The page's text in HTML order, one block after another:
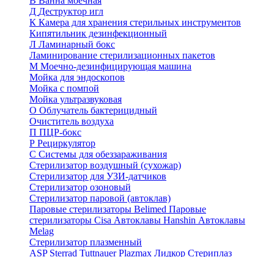
Д Деструктор игл
К Камера для хранения стерильных инструментов
Кипятильник дезинфекционный
Л Ламинарный бокс
Ламинирование стерилизационных пакетов
М Моечно-дезинфицирующая машина
Мойка для эндоскопов
Мойка с помпой
Мойка ультразвуковая
О Облучатель бактерицидный
Очиститель воздуха
П ПЦР-бокс
Р Рециркулятор
С Системы для обеззараживания
Стерилизатор воздушный (сухожар)
Стерилизатор для УЗИ-датчиков
Стерилизатор озоновый
Стерилизатор паровой (автоклав)
Паровые стерилизаторы Belimed Паровые
стерилизаторы Cisa Автоклавы Hanshin Автоклавы
Melag
Стерилизатор плазменный
ASP Sterrad Tuttnauer Plazmax Лидкор Стериплаз